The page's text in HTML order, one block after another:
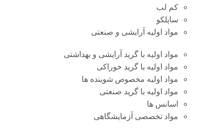
کم لب
ساپلکو
مواد اولیه آرایشی و صنعتی
مواد اولیه با گرید آرایشی و بهداشتی
مواد اولیه با گرید خوراکی
مواد اولیه مخصوص شوینده ها
مواد اولیه با گرید صنعتی
اسانس ها
مواد تخصصی آزمایشگاهی